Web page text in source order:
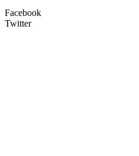
Facebook
Twitter